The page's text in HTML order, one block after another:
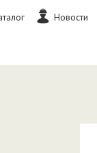
Новости